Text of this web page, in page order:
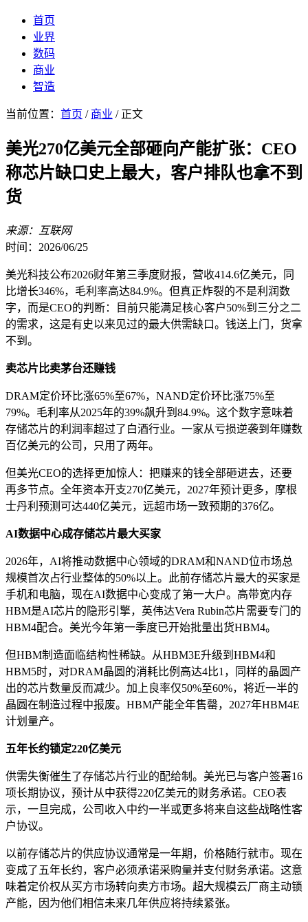
首页
业界
数码
商业
智造
当前位置： 首页 / 商业 / 正文
美光270亿美元全部砸向产能扩张：CEO
称芯片缺口史上最大，客户排队也拿不到
货
来源：互联网
时间：2026/06/25
美光科技公布2026财年第三季度财报，营收414.6亿美元，同
比增长346%，毛利率高达84.9%。但真正炸裂的不是利润数
字，而是CEO的判断：目前只能满足核心客户50%到三分之二
的需求，这是有史以来见过的最大供需缺口。钱送上门，货拿
不到。
卖芯片比卖茅台还赚钱
DRAM定价环比涨65%至67%，NAND定价环比涨75%至
79%。毛利率从2025年的39%飙升到84.9%。这个数字意味着
存储芯片的利润率超过了白酒行业。一家从亏损逆袭到年赚数
百亿美元的公司，只用了两年。
但美光CEO的选择更加惊人：把赚来的钱全部砸进去，还要
再多节点。全年资本开支270亿美元，2027年预计更多，摩根
士丹利预测可达440亿美元，远超市场一致预期的376亿。
AI数据中心成存储芯片最大买家
2026年，AI将推动数据中心领域的DRAM和NAND位市场总
规模首次占行业整体的50%以上。此前存储芯片最大的买家是
手机和电脑，现在AI数据中心变成了第一大户。高带宽内存
HBM是AI芯片的隐形引擎，英伟达Vera Rubin芯片需要专门的
HBM4配合。美光今年第一季度已开始批量出货HBM4。
但HBM制造面临结构性稀缺。从HBM3E升级到HBM4和
HBM5时，对DRAM晶圆的消耗比例高达4比1，同样的晶圆产
出的芯片数量反而减少。加上良率仅50%至60%，将近一半的
晶圆在制造过程中报废。HBM产能全年售罄，2027年HBM4E
计划量产。
五年长约锁定220亿美元
供需失衡催生了存储芯片行业的配给制。美光已与客户签署16
项长期协议，预计从中获得220亿美元的财务承诺。CEO表
示，一旦完成，公司收入中约一半或更多将来自这些战略性客
户协议。
以前存储芯片的供应协议通常是一年期，价格随行就市。现在
变成了五年长约，客户必须承诺采购量并支付财务承诺。这意
味着定价权从买方市场转向卖方市场。超大规模云厂商主动锁
产能，因为他们相信未来几年供应将持续紧张。